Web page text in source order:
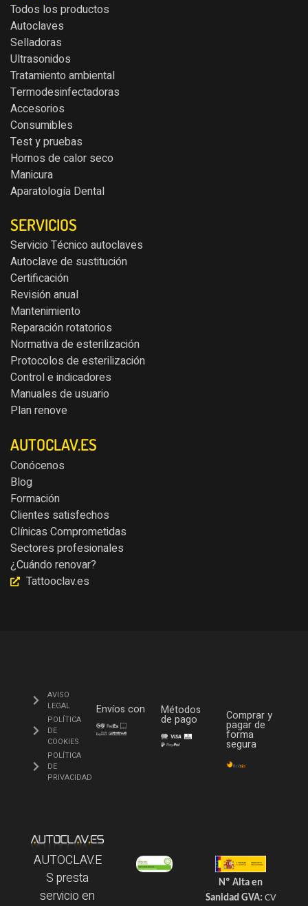
Todos los productos
Autoclaves
Selladoras
Ultrasonidos
Tratamiento ambiental
Termodesinfectadoras
Accesorios
Consumibles
Test y pruebas
Hornos de calor seco
Manicura
Aparatología Dental
SERVICIOS
Servicio Técnico autoclaves
Autoclave de sustitución
Certificación
Revisión anual
Mantenimiento
Reparación rotatorios
Normativa de esterilización
Protocolos de esterilización
Control e indicadores
Manuales de usuario
Plan renove
AUTOCLAV.ES
Conócenos
Blog
Formación
Clientes satisfechos
Clínicas Comprometidas
Sectores profesionales
¿Cuándo renovar?
Tattooclav.es
AVISO
LEGAL
POLÍTICA
DE
COOKIES
POLÍTICA
DE
PRIVACIDAD
Envíos con Métodos
de pago Comprar y
pagar de
forma
segura
AUTOCLAV.E
S presta
servicio en
Nº Alta en
Sanidad GVA: CV